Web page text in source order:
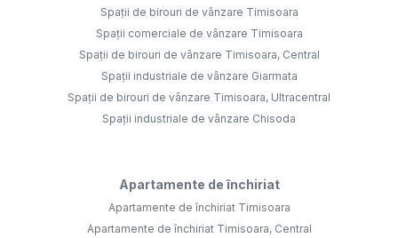
Spații de birouri de vânzare Timisoara
Spații comerciale de vânzare Timisoara
Spații de birouri de vânzare Timisoara, Central
Spații industriale de vânzare Giarmata
Spații de birouri de vânzare Timisoara, Ultracentral
Spații industriale de vânzare Chisoda
Apartamente de închiriat
Apartamente de închiriat Timisoara
Apartamente de închiriat Timisoara, Central